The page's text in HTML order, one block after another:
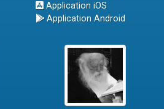
Application iOS
Application Android